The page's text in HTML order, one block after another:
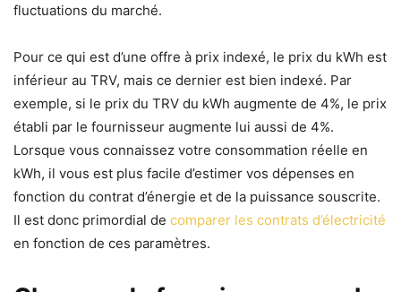
fluctuations du marché.
Pour ce qui est d’une offre à prix indexé, le prix du kWh est
inférieur au TRV, mais ce dernier est bien indexé. Par
exemple, si le prix du TRV du kWh augmente de 4%, le prix
établi par le fournisseur augmente lui aussi de 4%.
Lorsque vous connaissez votre consommation réelle en
kWh, il vous est plus facile d’estimer vos dépenses en
fonction du contrat d’énergie et de la puissance souscrite.
Il est donc primordial de comparer les contrats d’électricité
en fonction de ces paramètres.